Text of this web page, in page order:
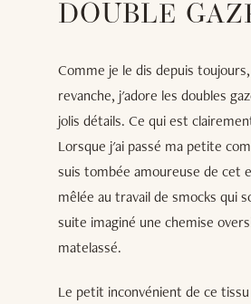
DOUBLE
Comme je le dis depuis
revanche, j'adore les doubles
jolis détails. Ce qui est
Lorsque j'ai passé ma petite
suis tombée amoureuse de cet
mêlée au travail de smocks qui
suite imaginé une chemise
matelassé.
Le petit inconvénient de ce